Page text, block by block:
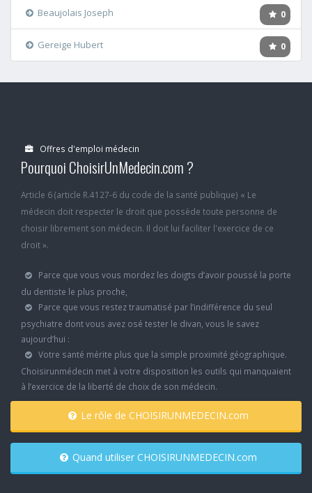
0
Beaujolais Joseph
0
Gereige Hubert
Offres d'emploi médecin
Pourquoi ChoisirUnMedecin.com ?
Article 6 (article R.4127-6 du code de la santé publique) « Le
médecin doit respecter le droit que possède toute personne de
choisir librement son médecin. Il doit lui faciliter l'exercice de ce
droit ».
Parce que vous vous mordez les doigts d’avoir poussé la porte
du dentiste le plus proche,
Parce que vous restez traumatisé par l’indifférence du seul
psychiatre dont vous avez osé tester le divan, vous le savez
aujourd’hui :
Votre santé mérite plus que la simple proximité géographique.
Choisirunmédecin met à votre disposition les outils qui manquaient
à l’exercice de la liberté de choix de son médecin.
Le rôle de CHOISIRUNMEDECIN.com
Quand utiliser CHOISIRUNMEDECIN.com